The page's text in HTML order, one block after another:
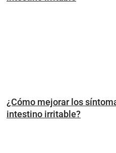
¿Cómo mejorar los
intestino irritable?